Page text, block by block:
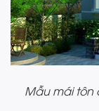
Mẫu mái tôn